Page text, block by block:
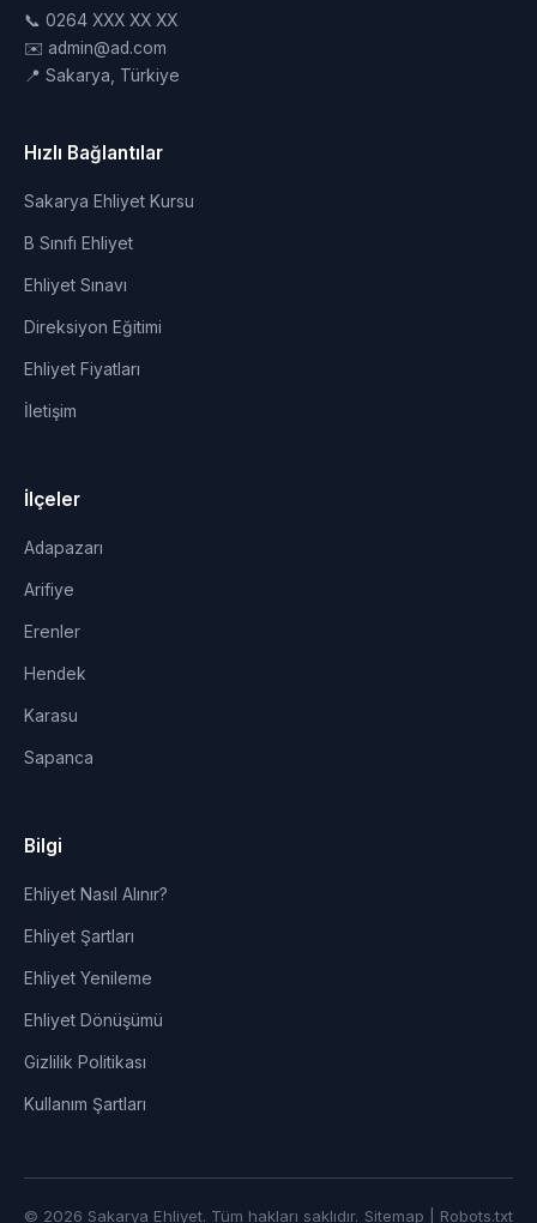
📞 0264 XXX XX XX
✉️ admin@ad.com
📍 Sakarya, Türkiye
Hızlı Bağlantılar
Sakarya Ehliyet Kursu
B Sınıfı Ehliyet
Ehliyet Sınavı
Direksiyon Eğitimi
Ehliyet Fiyatları
İletişim
İlçeler
Adapazarı
Arifiye
Erenler
Hendek
Karasu
Sapanca
Bilgi
Ehliyet Nasıl Alınır?
Ehliyet Şartları
Ehliyet Yenileme
Ehliyet Dönüşümü
Gizlilik Politikası
Kullanım Şartları
© 2026 Sakarya Ehliyet. Tüm hakları saklıdır. Sitemap Robots.txt